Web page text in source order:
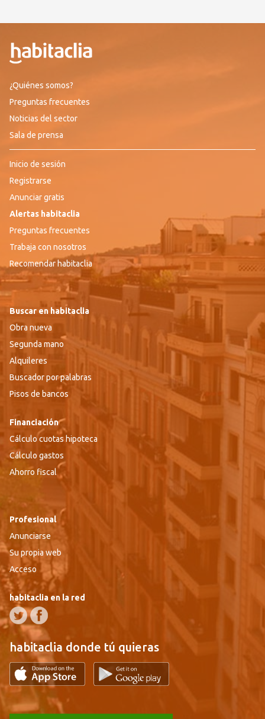
¿Quiénes somos?
Preguntas frecuentes
Noticias del sector
Sala de prensa
Inicio de sesión
Registrarse
Anunciar gratis
Alertas habitaclia
Preguntas frecuentes
Trabaja con nosotros
Recomendar habitaclia
Buscar en habitaclia
Obra nueva
Segunda mano
Alquileres
Buscador por palabras
Pisos de bancos
Financiación
Cálculo cuotas hipoteca
Cálculo gastos
Ahorro fiscal
Profesional
Anunciarse
Su propia web
Acceso
habitaclia en la red
habitaclia donde tú quieras